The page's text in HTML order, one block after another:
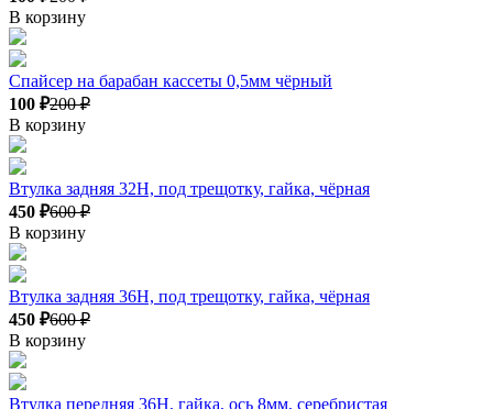
В корзину
Спайсер на барабан кассеты 0,5мм чёрный
100 ₽200 ₽
В корзину
Втулка задняя 32H, под трещотку, гайка, чёрная
450 ₽600 ₽
В корзину
Втулка задняя 36H, под трещотку, гайка, чёрная
450 ₽600 ₽
В корзину
Втулка передняя 36H, гайка, ось 8мм, серебристая